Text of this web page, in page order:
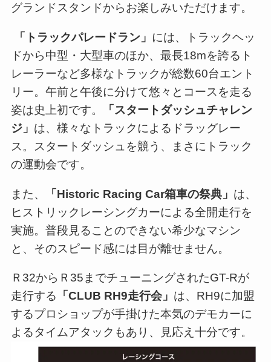
グランドスタンドからお楽しみいただけます。
「トラックパレードラン」 には、トラックヘッ
ドから中型・大型車のほか、最長18mを誇るト
レーラーなど多様なトラックが総数60台エント
リー。午前と午後に分けて悠々とコースを走る
姿は史上初です。
「スタートダッシュチャレン
ジ」 は、様々なトラックによるドラッグレー
ス。スタートダッシュを競う、まさにトラック
の運動会です。
また、 「Historic Racing Car箱車の祭典」 は、
ヒストリックレーシングカーによる全開走行を
実施。普段見ることのできない希少なマシン
と、そのスピード感には目が離せません。
Ｒ32からＲ35までチューニングされたGT-Rが
走行する 「CLUB RH9走行会」 は、RH9に加盟
するプロショップが手掛けた本気のデモカーに
よるタイムアタックもあり、見応え十分です。